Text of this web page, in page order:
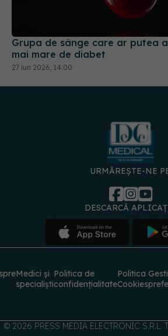
Grupa de sânge care ar putea
mai mare de diabet
27 iun 2026, 14:00
URMĂREȘTE-NE
DESCARCĂ
Medici și
specialiști
Politica de
confidențialitate
Politica
Cookies
© 2026 PRESS MEDIA ELECTRONIC S.R.L.